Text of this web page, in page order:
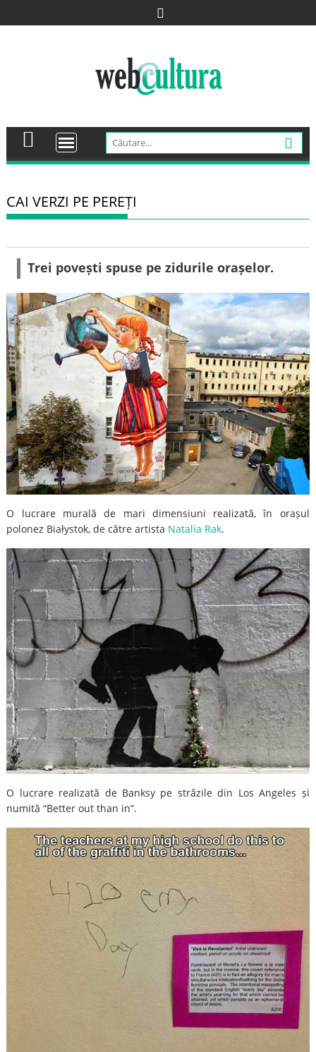
to
CAI VERZI PE PEREȚI
Trei povești spuse pe zidurile orașelor.
O lucrare murală de mari dimensiuni realizată, în orașul
polonez Białystok, de către artista Natalia Rak.
O lucrare realizată de Banksy pe străzile din Los Angeles și
numită “Better out than in”.